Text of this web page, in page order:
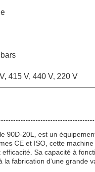
415 V, 440 V, 220 V
90D-20L, est un
CE et ISO, cette
Sa capacité à
la fabrication d'une grande